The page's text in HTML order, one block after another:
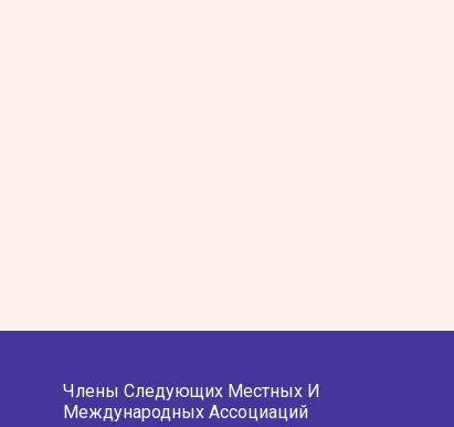
Члены Следующих Местных И
Международных Ассоциаций